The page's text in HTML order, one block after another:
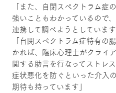
「また、自閉スペクトラム症
強いこともわかっているので
連携して調べようとしています
「自閉スペクトラム症特有の
かれば、臨床心理士がクライ
関する助言を行なってストレ
症状悪化を防ぐといった介入
期待も持っています」